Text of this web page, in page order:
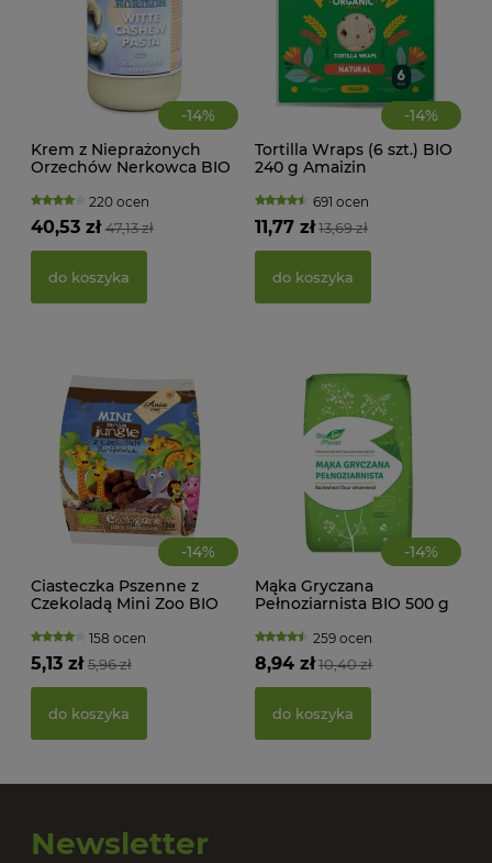
-14%
Krem z Nieprażonych
Orzechów Nerkowca BIO
220 ocen
47,13 zł
40,53 zł
do koszyka
-14%
Tortilla Wraps (6 szt.) BIO
240 g Amaizin
691 ocen
13,69 zł
11,77 zł
do koszyka
-14%
Ciasteczka Pszenne z
Czekoladą Mini Zoo BIO
158 ocen
5,96 zł
5,13 zł
do koszyka
-14%
Mąka Gryczana
Pełnoziarnista BIO 500 g
259 ocen
10,40 zł
8,94 zł
do koszyka
Newsletter